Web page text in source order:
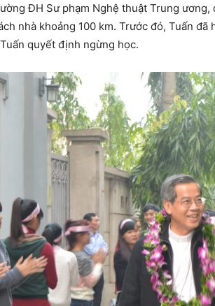
ĐH Sư phạm Nghệ thuật Trung
nhà khoảng 100 km. Trước đó, Tuấn
quyết định ngừng học.